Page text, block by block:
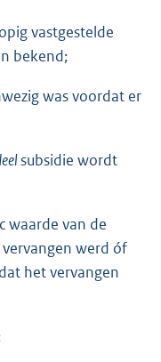
vastgestelde
bekend;
was voordat er
subsidie wordt
waarde van de
werd óf
het vervangen